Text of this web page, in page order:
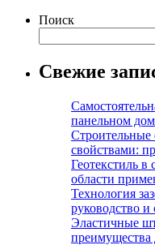
Поиск
Свежие
панельном
Строительные
свойствами:
Геотекстиль в
области
Технология
руководство и
Эластичные
преимущества